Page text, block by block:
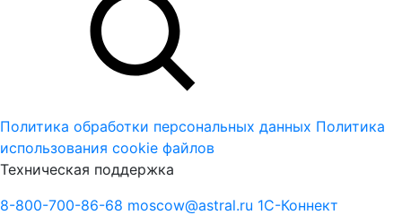
Политика обработки персональных данных Политика
использования cookie файлов
Техническая поддержка
8-800-700-86-68 moscow@astral.ru 1С-Коннект